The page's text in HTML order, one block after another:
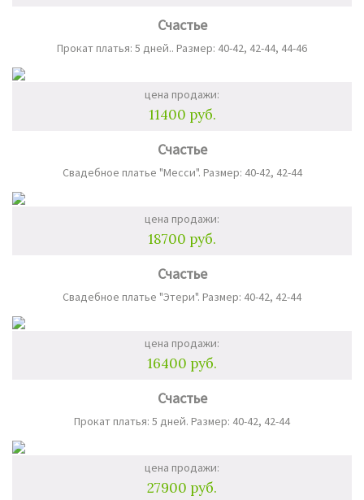
Счастье
Прокат платья: 5 дней.. Размер: 40-42, 42-44, 44-46
цена продажи:
11400 руб.
Счастье
Свадебное платье "Месси". Размер: 40-42, 42-44
цена продажи:
18700 руб.
Счастье
Свадебное платье "Этери". Размер: 40-42, 42-44
цена продажи:
16400 руб.
Счастье
Прокат платья: 5 дней. Размер: 40-42, 42-44
цена продажи:
27900 руб.